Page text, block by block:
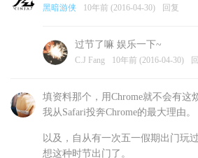
黑暗游侠 10年前 (2016-04-30) 回复
过节了嘛 娱乐一下~
C.J Fang 10年前 (2016-04-30)
填资料那个，用Chrome就不会有这
我从Safari投奔Chrome的最大理由。
以及，自从有一次五一假期出门玩
想这种时节出门了。